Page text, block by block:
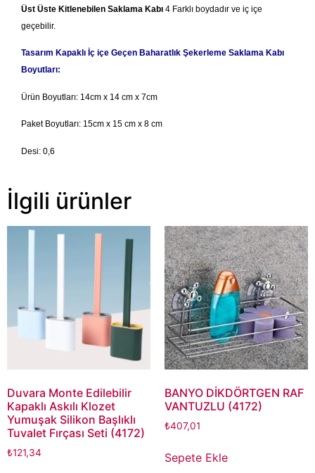
Üst Üste Kitlenebilen Saklama Kabı 4 Farklı boydadır ve iç içe
geçebilir.
Tasarım Kapaklı İç içe Geçen Baharatlık Şekerleme Saklama Kabı
Boyutları:
Ürün Boyutları: 14cm x 14 cm x 7cm
Paket Boyutları: 15cm x 15 cm x 8 cm
Desi: 0,6
İlgili ürünler
Duvara Monte Edilebilir
Kapaklı Askılı Klozet
Yumuşak Silikon Başlıklı
Tuvalet Fırçası Seti (4172)
₺121,34
BANYO DİKDÖRTGEN RAF
VANTUZLU (4172)
₺407,01
Sepete Ekle